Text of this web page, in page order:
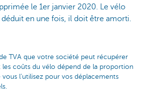
le 1er janvier 2020. Le vélo
déduit en une fois, il doit être amorti.
TVA que votre société peut récupérer
les coûts du vélo dépend de la proportion
vous l’utilisez pour vos déplacements